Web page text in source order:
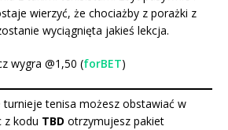
wierzyć, że chociażby z porażki z
wyciągnięta jakieś lekcja.
wygra @1,50 (forBET)
tenisa możesz obstawiać w
z kodu TBD otrzymujesz pakiet